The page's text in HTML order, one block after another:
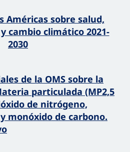
Américas sobre salud,
cambio climático 2021-
2030
de la OMS sobre la
particulada (MP2,5
de nitrógeno,
monóxido de carbono.